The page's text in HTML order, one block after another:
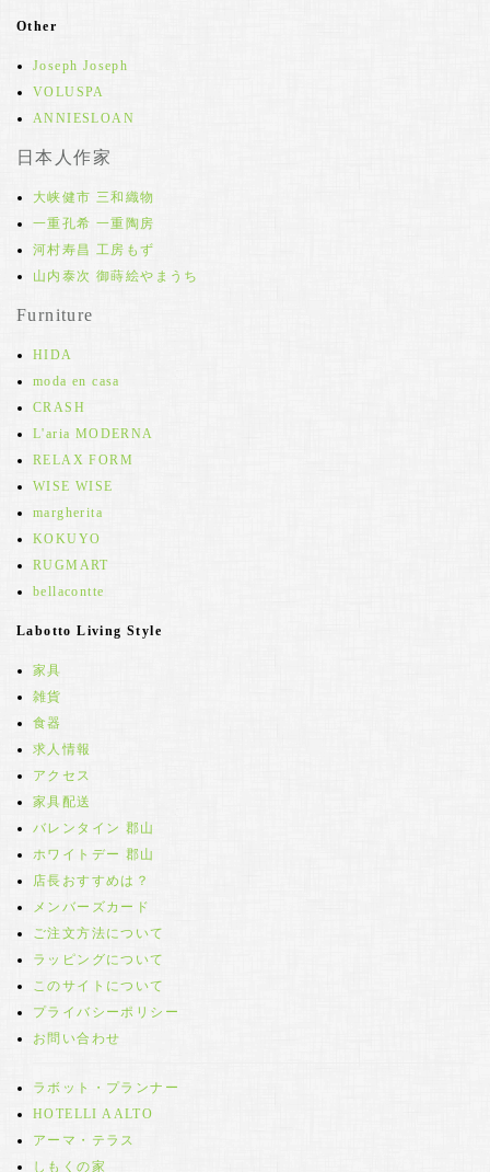
Other
Joseph Joseph
VOLUSPA
ANNIESLOAN
日本人作家
大峡健市 三和織物
一重孔希 一重陶房
河村寿昌 工房もず
山内泰次 御蒔絵やまうち
Furniture
HIDA
moda en casa
CRASH
L'aria MODERNA
RELAX FORM
WISE WISE
margherita
KOKUYO
RUGMART
bellacontte
Labotto Living Style
家具
雑貨
食器
求人情報
アクセス
家具配送
バレンタイン 郡山
ホワイトデー 郡山
店長おすすめは？
メンバーズカード
ご注文方法について
ラッピングについて
このサイトについて
プライバシーポリシー
お問い合わせ
ラボット・プランナー
HOTELLI AALTO
アーマ・テラス
しもくの家